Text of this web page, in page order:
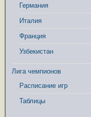
Германия
Италия
Франция
Узбекистан
Лига чемпионов
Расписание игр
Таблицы